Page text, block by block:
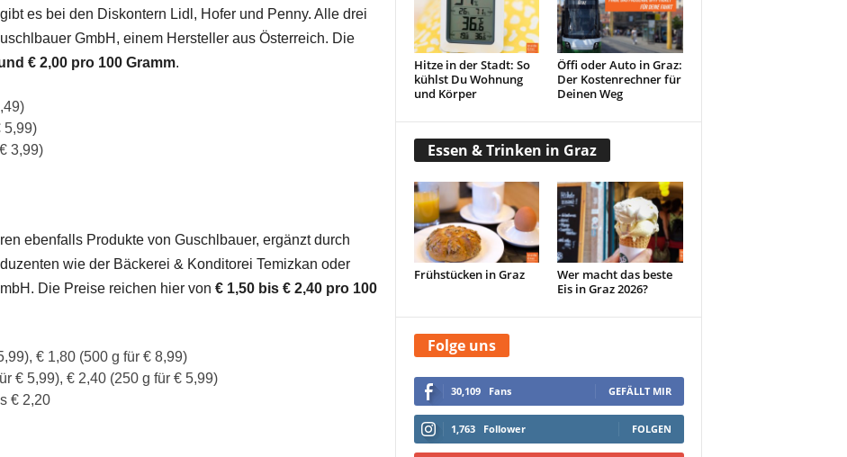
es bei den Diskontern Lidl, Hofer und Penny. Alle drei
GmbH, einem Hersteller aus Österreich. Die
€ 2,00 pro 100 Gramm.
5,99)
3,99)
ebenfalls Produkte von Guschlbauer, ergänzt durch
wie der Bäckerei & Konditorei Temizkan oder
Die Preise reichen hier von € 1,50 bis € 2,40 pro 100
€ 1,80 (500 g für € 8,99)
€ 5,99), € 2,40 (250 g für € 5,99)
€ 2,20
Hitze in der Stadt: So
kühlst Du Wohnung
und Körper
Öffi oder Auto in Graz:
Der Kostenrechner für
Deinen Weg
Essen & Trinken in Graz
Frühstücken in Graz
Wer macht das beste
Eis in Graz 2026?
Folge uns
30,109 Fans GEFÄLLT MIR
1,763 Follower FOLGEN